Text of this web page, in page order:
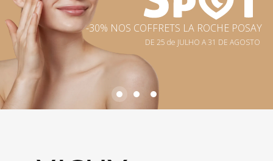
-30% NOS COFFRETS LA ROCHE POSAY
DE 25 de JULHO A 31 DE AGOSTO